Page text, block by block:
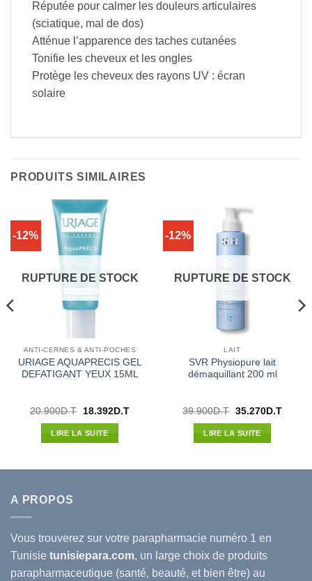
Réputée pour calmer les douleurs articulaires
(sciatique, mal de dos)
Atténue l’apparence des taches cutanées
Tonifie les cheveux et les ongles
Protège les cheveux des rayons UV : écran
solaire
PRODUITS SIMILAIRES
-12%
RUPTURE DE STOCK
ANTI-CERNES & ANTI-POCHES
URIAGE AQUAPRECIS GEL
DEFATIGANT YEUX 15ML
20.900D.T
Le
initial
était :
18.392D.TLe
LIRE LA SUITE
-12%
RUPTURE DE STOCK
LAIT
SVR Physiopure lait
démaquillant 200 ml
39.900D.T Le
initial
était :
35.270D.TLe
LIRE LA SUITE
A PROPOS
Vous trouverez sur votre parapharmacie numéro 1 en
Tunisie tunisiepara.com, un large choix de produits
parapharmaceutique (santé, beauté, et bien être) au